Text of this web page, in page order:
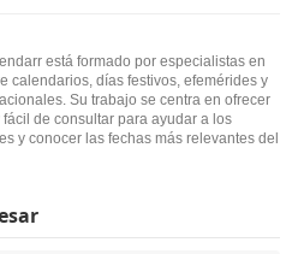
está formado por especialistas en
calendarios, días festivos, efemérides y
Su trabajo se centra en ofrecer
de consultar para ayudar a los
y conocer las fechas más relevantes del